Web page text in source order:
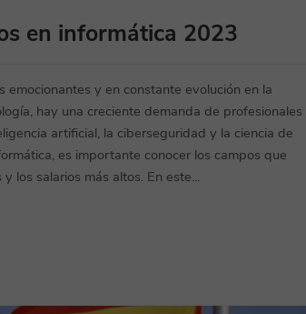
en informática 2023
y en constante evolución en la
hay una creciente demanda de profesionales
artificial, la ciberseguridad y la ciencia de
es importante conocer los campos que
los salarios más altos. En este...